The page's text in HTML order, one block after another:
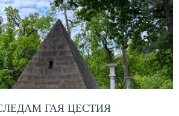
ГАЯ ЦЕСТИЯ